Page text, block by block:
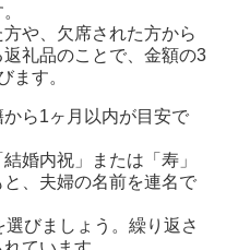
や、欠席された方から
礼品のことで、金額の3
ます。
ら1ヶ月以内が目安で
婚内祝」または「寿」
、夫婦の名前を連名で
びましょう。繰り返さ